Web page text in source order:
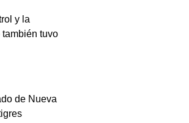
y la
tuvo
de Nueva